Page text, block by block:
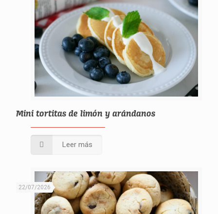
Mini tortitas de limón y arándanos
Leer más
22/07/2026